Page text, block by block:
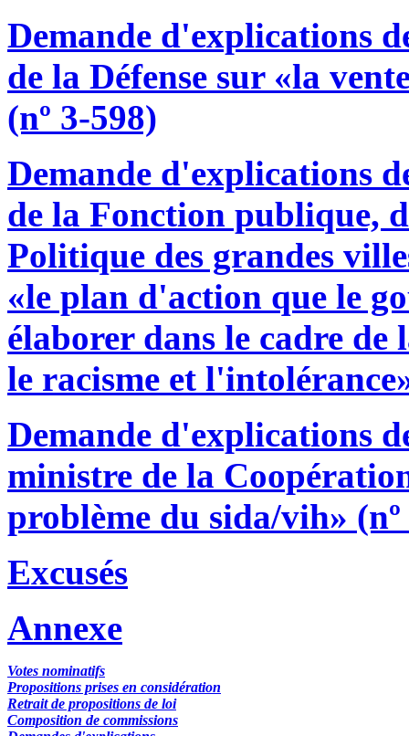
Demande d'explications
de la Défense sur «la
(nº 3-598)
Demande d'explications
de la Fonction publique,
Politique des grandes
«le plan d'action que le
élaborer dans le cadre de
le racisme et
Demande d'explications
ministre de la
problème du sida/vih» (nº
Excusés
Annexe
Votes nominatifs
Propositions prises en considération
Retrait de propositions de loi
Composition de commissions